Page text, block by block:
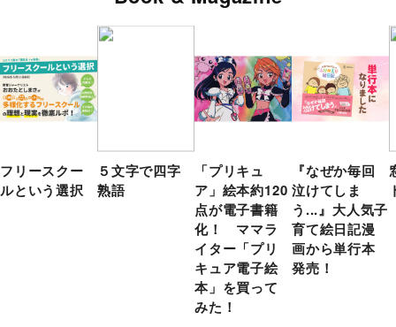
フリースクー
ルという選択
５文字で四字
熟語
「プリキュ
ア」絵本約120
点が電子書籍
化！ ママラ
イター「プリ
キュア電子絵
本」を買って
みた！
『なぜか毎回
泣けてしま
う...』大人気子
育て絵日記漫
画から単行本
発売！